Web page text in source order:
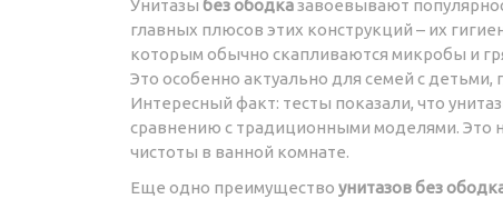
Унитазы без ободказавоевывают
главных плюсов этих конструкций – их
которым обычно скапливаются микробы и
Это особенно актуально для семей с
Интересный факт: тесты показали, что
сравнению с традиционными моделями. Это
чистоты в ванной комнате.
Еще одно преимущество унитазов без